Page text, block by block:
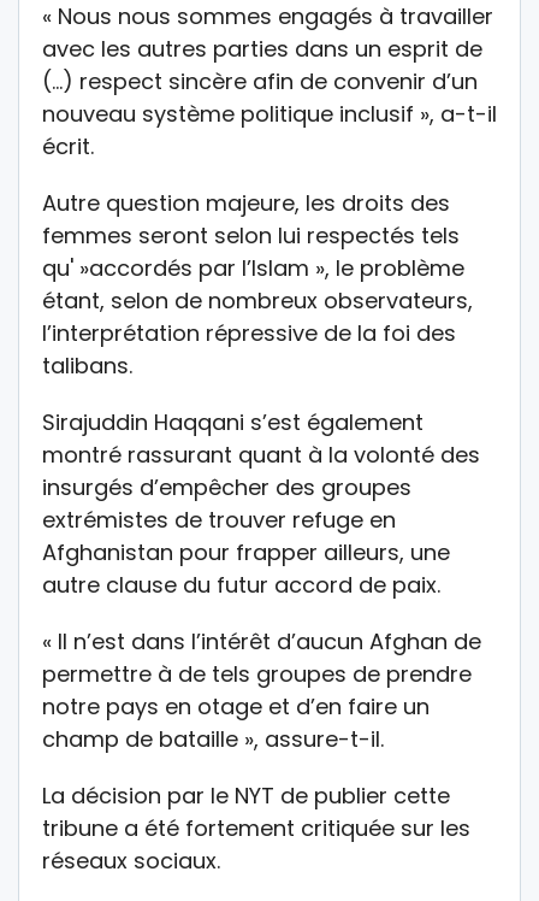
« Nous nous sommes engagés à travailler
avec les autres parties dans un esprit de
(…) respect sincère afin de convenir d’un
nouveau système politique inclusif », a-t-il
écrit.
Autre question majeure, les droits des
femmes seront selon lui respectés tels
qu' »accordés par l’Islam », le problème
étant, selon de nombreux observateurs,
l’interprétation répressive de la foi des
talibans.
Sirajuddin Haqqani s’est également
montré rassurant quant à la volonté des
insurgés d’empêcher des groupes
extrémistes de trouver refuge en
Afghanistan pour frapper ailleurs, une
autre clause du futur accord de paix.
« Il n’est dans l’intérêt d’aucun Afghan de
permettre à de tels groupes de prendre
notre pays en otage et d’en faire un
champ de bataille », assure-t-il.
La décision par le NYT de publier cette
tribune a été fortement critiquée sur les
réseaux sociaux.